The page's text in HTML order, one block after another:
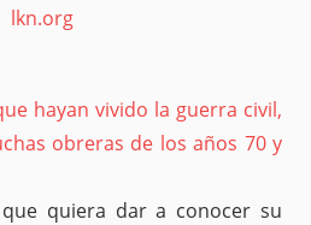
lkn.org
hayan vivido la guerra civil,
obreras de los años 70 y
quiera dar a conocer su